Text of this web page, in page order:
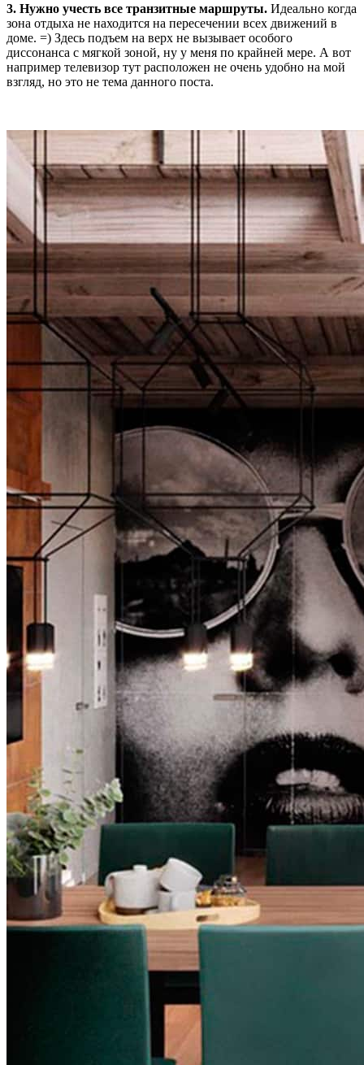
3. Нужно учесть все транзитные маршруты. Идеально когда
зона отдыха не находится на пересечении всех движений в
доме. =) Здесь подъем на верх не вызывает особого
диссонанса с мягкой зоной, ну у меня по крайней мере. А вот
например телевизор тут расположен не очень удобно на мой
взгляд, но это не тема данного поста.